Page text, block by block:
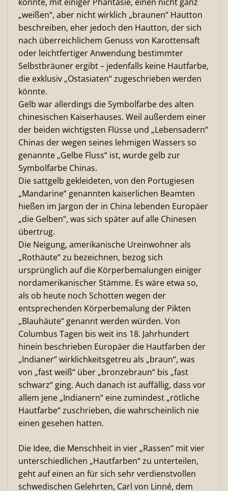
„weißen“, aber nicht wirklich „braunen“ Hautton
beschreiben, eher jedoch den Hautton, der sich
nach überreichlichem Genuss von Karottensaft
oder leichtfertiger Anwendung bestimmter
Selbstbräuner ergibt – jedenfalls keine Hautfarbe,
die exklusiv „Ostasiaten“ zugeschrieben werden
könnte.
Gelb war allerdings die Symbolfarbe des alten
chinesischen Kaiserhauses. Weil außerdem einer
der beiden wichtigsten Flüsse und „Lebensadern“
Chinas der wegen seines lehmigen Wassers so
genannte „Gelbe Fluss“ ist, wurde gelb zur
Symbolfarbe Chinas.
Die sattgelb gekleideten, von den Portugiesen
„Mandarine“ genannten kaiserlichen Beamten
hießen im Jargon der in China lebenden Europäer
„die Gelben“, was sich später auf alle Chinesen
übertrug.
Die Neigung, amerikanische Ureinwohner als
„Rothäute“ zu bezeichnen, bezog sich
ursprünglich auf die Körperbemalungen einiger
nordamerikanischer Stämme. Es wäre etwa so,
als ob heute noch Schotten wegen der
entsprechenden Körperbemalung der Pikten
„Blauhäute“ genannt werden würden. Von
Columbus Tagen bis weit ins 18. Jahrhundert
hinein beschrieben Europäer die Hautfarben der
„Indianer“ wirklichkeitsgetreu als „braun“, was
von „fast weiß“ über „bronzebraun“ bis „fast
schwarz“ ging. Auch danach ist auffällig, dass vor
allem jene „Indianern“ eine zumindest „rötliche
Hautfarbe“ zuschrieben, die wahrscheinlich nie
einen gesehen hatten.
Die Idee, die Menschheit in vier „Rassen“ mit vier
unterschiedlichen „Hautfarben“ zu unterteilen,
geht auf einen an für sich sehr verdienstvollen
schwedischen Gelehrten, Carl von Linné, dem